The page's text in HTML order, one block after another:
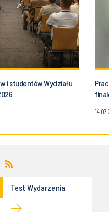
i studentów Wydziału
Test Wydarzenia